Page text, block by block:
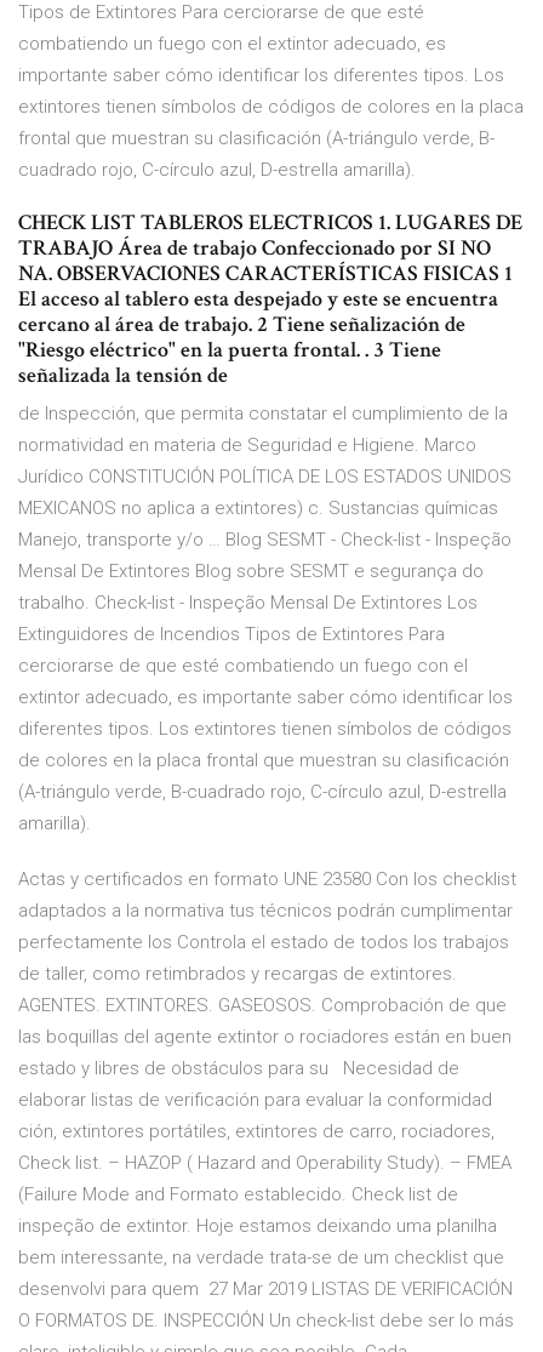
Tipos de Extintores Para cerciorarse de que esté
combatiendo un fuego con el extintor adecuado, es
importante saber cómo identificar los diferentes tipos. Los
extintores tienen símbolos de códigos de colores en la placa
frontal que muestran su clasificación (A-triángulo verde, B-
cuadrado rojo, C-círculo azul, D-estrella amarilla).
CHECK LIST TABLEROS ELECTRICOS 1. LUGARES DE
TRABAJO Área de trabajo Confeccionado por SI NO
NA. OBSERVACIONES CARACTERÍSTICAS FISICAS 1
El acceso al tablero esta despejado y este se encuentra
cercano al área de trabajo. 2 Tiene señalización de
"Riesgo eléctrico" en la puerta frontal. . 3 Tiene
señalizada la tensión de
de Inspección, que permita constatar el cumplimiento de la
normatividad en materia de Seguridad e Higiene. Marco
Jurídico CONSTITUCIÓN POLÍTICA DE LOS ESTADOS UNIDOS
MEXICANOS no aplica a extintores) c. Sustancias químicas
Manejo, transporte y/o … Blog SESMT - Check-list - Inspeção
Mensal De Extintores Blog sobre SESMT e segurança do
trabalho. Check-list - Inspeção Mensal De Extintores Los
Extinguidores de Incendios Tipos de Extintores Para
cerciorarse de que esté combatiendo un fuego con el
extintor adecuado, es importante saber cómo identificar los
diferentes tipos. Los extintores tienen símbolos de códigos
de colores en la placa frontal que muestran su clasificación
(A-triángulo verde, B-cuadrado rojo, C-círculo azul, D-estrella
amarilla).
Actas y certificados en formato UNE 23580 Con los checklist
adaptados a la normativa tus técnicos podrán cumplimentar
perfectamente los Controla el estado de todos los trabajos
de taller, como retimbrados y recargas de extintores.
AGENTES. EXTINTORES. GASEOSOS. Comprobación de que
las boquillas del agente extintor o rociadores están en buen
estado y libres de obstáculos para su Necesidad de
elaborar listas de verificación para evaluar la conformidad
ción, extintores portátiles, extintores de carro, rociadores,
Check list. – HAZOP ( Hazard and Operability Study). – FMEA
(Failure Mode and Formato establecido. Check list de
inspeção de extintor. Hoje estamos deixando uma planilha
bem interessante, na verdade trata-se de um checklist que
desenvolvi para quem 27 Mar 2019 LISTAS DE VERIFICACIÓN
O FORMATOS DE. INSPECCIÓN Un check-list debe ser lo más